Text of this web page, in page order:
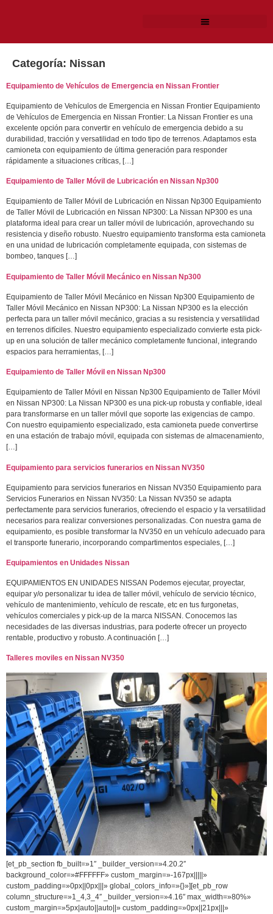
Categoría: Nissan
Equipamiento de Vehículos de Emergencia en Nissan Frontier
Equipamiento de Vehículos de Emergencia en Nissan Frontier Equipamiento
de Vehículos de Emergencia en Nissan Frontier: La Nissan Frontier es una
excelente opción para convertir en vehículo de emergencia debido a su
durabilidad, tracción y versatilidad en todo tipo de terrenos. Adaptamos esta
camioneta con equipamiento de última generación para responder
rápidamente a situaciones críticas, […]
Equipamiento de Taller Móvil de Lubricación en Nissan Np300
Equipamiento de Taller Móvil de Lubricación en Nissan Np300 Equipamiento
de Taller Móvil de Lubricación en Nissan NP300: La Nissan NP300 es una
plataforma ideal para crear un taller móvil de lubricación, aprovechando su
resistencia y diseño robusto. Nuestro equipamiento transforma esta camioneta
en una unidad de lubricación completamente equipada, con sistemas de
bombeo, tanques […]
Equipamiento de Taller Móvil Mecánico en Nissan Np300
Equipamiento de Taller Móvil Mecánico en Nissan Np300 Equipamiento de
Taller Móvil Mecánico en Nissan NP300: La Nissan NP300 es la elección
perfecta para un taller móvil mecánico, gracias a su resistencia y versatilidad
en terrenos difíciles. Nuestro equipamiento especializado convierte esta pick-
up en una solución de taller mecánico completamente funcional, integrando
espacios para herramientas, […]
Equipamiento de Taller Móvil en Nissan Np300
Equipamiento de Taller Móvil en Nissan Np300 Equipamiento de Taller Móvil
en Nissan NP300: La Nissan NP300 es una pick-up robusta y confiable, ideal
para transformarse en un taller móvil que soporte las exigencias de campo.
Con nuestro equipamiento especializado, esta camioneta puede convertirse
en una estación de trabajo móvil, equipada con sistemas de almacenamiento,
[…]
Equipamiento para servicios funerarios en Nissan NV350
Equipamiento para servicios funerarios en Nissan NV350 Equipamiento para
Servicios Funerarios en Nissan NV350: La Nissan NV350 se adapta
perfectamente para servicios funerarios, ofreciendo el espacio y la versatilidad
necesarios para realizar conversiones personalizadas. Con nuestra gama de
equipamiento, es posible transformar la NV350 en un vehículo adecuado para
el transporte funerario, incorporando compartimentos especiales, […]
Equipamientos en Unidades Nissan
EQUIPAMIENTOS EN UNIDADES NISSAN Podemos ejecutar, proyectar,
equipar y/o personalizar tu idea de taller móvil, vehículo de servicio técnico,
vehículo de mantenimiento, vehículo de rescate, etc en tus furgonetas,
vehículos comerciales y pick-up de la marca NISSAN. Conocemos las
necesidades de las diversas industrias, para poderte ofrecer un proyecto
rentable, productivo y robusto. A continuación […]
Talleres moviles en Nissan NV350
[et_pb_section fb_built=»1″ _builder_version=»4.20.2″
background_color=»#FFFFFF» custom_margin=»-167px|||||»
custom_padding=»0px||0px|||» global_colors_info=»{}»][et_pb_row
column_structure=»1_4,3_4″ _builder_version=»4.16″ max_width=»80%»
custom_margin=»5px|auto||auto||» custom_padding=»0px||21px|||»